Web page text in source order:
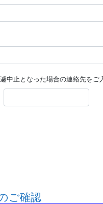
中止となった場合の連絡先をご
ご確認